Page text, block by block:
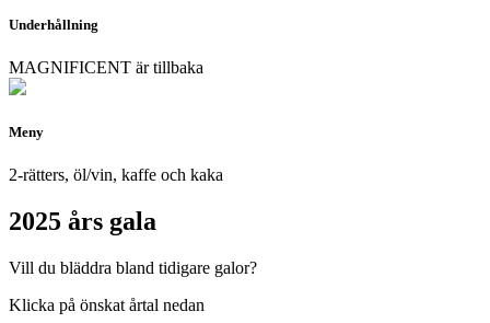
Underhållning
MAGNIFICENT är tillbaka
Meny
2-rätters, öl/vin, kaffe och kaka
2025 års gala
Vill du bläddra bland tidigare galor?
Klicka på önskat årtal nedan